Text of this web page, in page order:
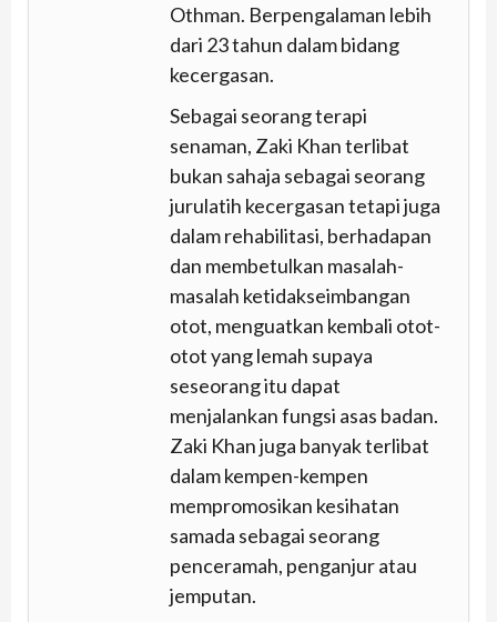
Othman. Berpengalaman lebih
dari 23 tahun dalam bidang
kecergasan.
Sebagai seorang terapi
senaman, Zaki Khan terlibat
bukan sahaja sebagai seorang
jurulatih kecergasan tetapi juga
dalam rehabilitasi, berhadapan
dan membetulkan masalah-
masalah ketidakseimbangan
otot, menguatkan kembali otot-
otot yang lemah supaya
seseorang itu dapat
menjalankan fungsi asas badan.
Zaki Khan juga banyak terlibat
dalam kempen-kempen
mempromosikan kesihatan
samada sebagai seorang
penceramah, penganjur atau
jemputan.